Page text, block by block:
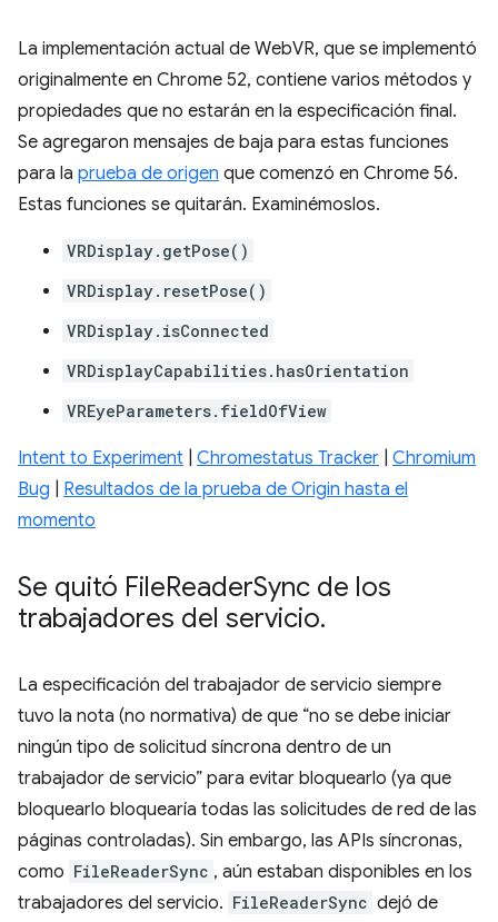
La implementación actual de WebVR, que se implementó
originalmente en Chrome 52, contiene varios métodos y
propiedades que no estarán en la especificación final.
Se agregaron mensajes de baja para estas funciones
para la prueba de origen que comenzó en Chrome 56.
Estas funciones se quitarán. Examinémoslos.
VRDisplay.getPose()
VRDisplay.resetPose()
VRDisplay.isConnected
VRDisplayCapabilities.hasOrientation
VREyeParameters.fieldOfView
Intent to Experiment Chromestatus Tracker Chromium
Bug
Resultados de la prueba de Origin hasta el
momento
Se quitó FileReaderSync de los
trabajadores del servicio.
La especificación del trabajador de servicio siempre
tuvo la nota (no normativa) de que “no se debe iniciar
ningún tipo de solicitud síncrona dentro de un
trabajador de servicio” para evitar bloquearlo (ya que
bloquearlo bloquearía todas las solicitudes de red de las
páginas controladas). Sin embargo, las APIs síncronas,
como FileReaderSync , aún estaban disponibles en los
trabajadores del servicio. FileReaderSync dejó de